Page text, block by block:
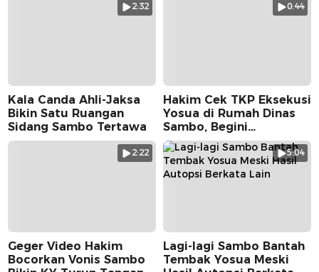
2:32
Kala Canda Ahli-Jaksa
Bikin Satu Ruangan
Sidang Sambo Tertawa
0:44
Hakim Cek TKP Eksekusi
Yosua di Rumah Dinas
Sambo, Begini
Suasananya
2:22
Geger Video Hakim
Bocorkan Vonis Sambo
5:04
Lagi-lagi Sambo Bantah
Tembak Yosua Meski